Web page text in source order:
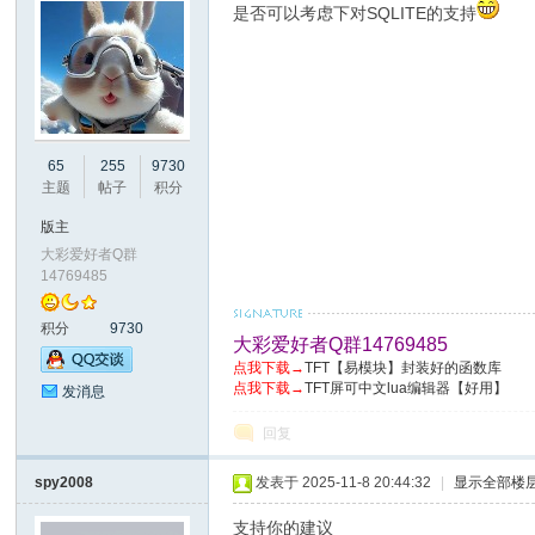
65
主题
255
帖子
9730
积分
版主
大彩爱好者Q群
14769485
积分 9730
发消息
是否可以考虑下对SQLITE的支持
大彩爱好者Q群14769485
点我下载→TFT【易模块】封装好的函数库
点我下载→TFT屏可中文lua编辑器【好用】
回复
spy2008 发表于 2025-11-8 20:44:32 显示全部楼
支持你的建议